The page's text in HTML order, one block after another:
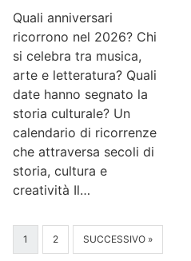
Quali anniversari
ricorrono nel 2026? Chi
si celebra tra musica,
arte e letteratura? Quali
date hanno segnato la
storia culturale? Un
calendario di ricorrenze
che attraversa secoli di
storia, cultura e
creatività Il…
1 2 SUCCESSIVO »